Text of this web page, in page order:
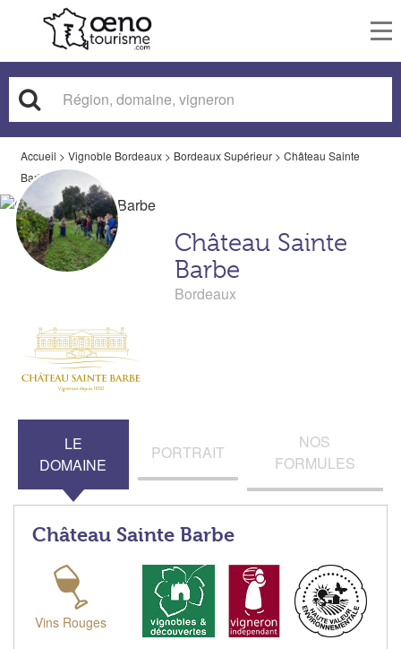
Accueil > Vignoble Bordeaux > Bordeaux Supérieur > Château Sainte
Barbe
Château Sainte
Barbe
Bordeaux
LE
DOMAINE
PORTRAIT
NOS
FORMULES
Château Sainte Barbe
Vins Rouges